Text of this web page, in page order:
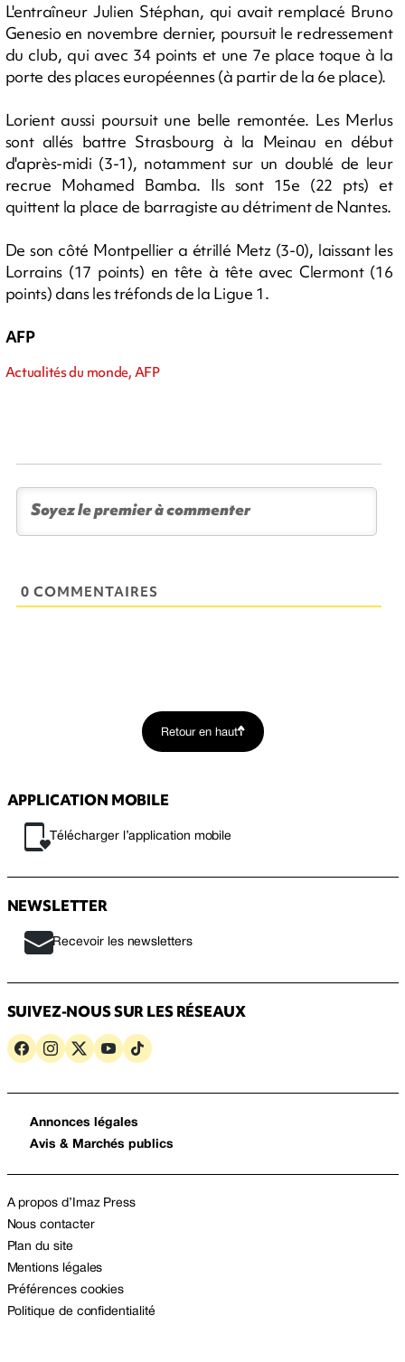
L'entraîneur Julien Stéphan, qui avait remplacé Bruno
Genesio en novembre dernier, poursuit le redressement
du club, qui avec 34 points et une 7e place toque à la
porte des places européennes (à partir de la 6e place).
Lorient aussi poursuit une belle remontée. Les Merlus
sont allés battre Strasbourg à la Meinau en début
d'après-midi (3-1), notamment sur un doublé de leur
recrue Mohamed Bamba. Ils sont 15e (22 pts) et
quittent la place de barragiste au détriment de Nantes.
De son côté Montpellier a étrillé Metz (3-0), laissant les
Lorrains (17 points) en tête à tête avec Clermont (16
points) dans les tréfonds de la Ligue 1.
AFP
Actualités du monde, AFP
0 COMMENTAIRES
Retour en haut
APPLICATION MOBILE
Télécharger l’application mobile
NEWSLETTER
Recevoir les newsletters
SUIVEZ-NOUS SUR LES RÉSEAUX
Annonces légales
Avis & Marchés publics
A propos d’Imaz Press
Nous contacter
Plan du site
Mentions légales
Préférences cookies
Politique de confidentialité